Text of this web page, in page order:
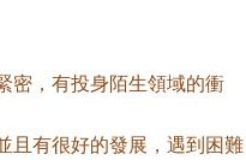
密，有投身陌生領域的衝
且有很好的發展，遇到困難